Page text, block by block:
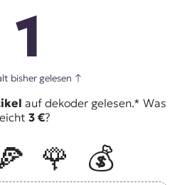
1
bisher gelesen ↑
auf dekoder gelesen.* Was
3 €?
🍕 🌹
💰